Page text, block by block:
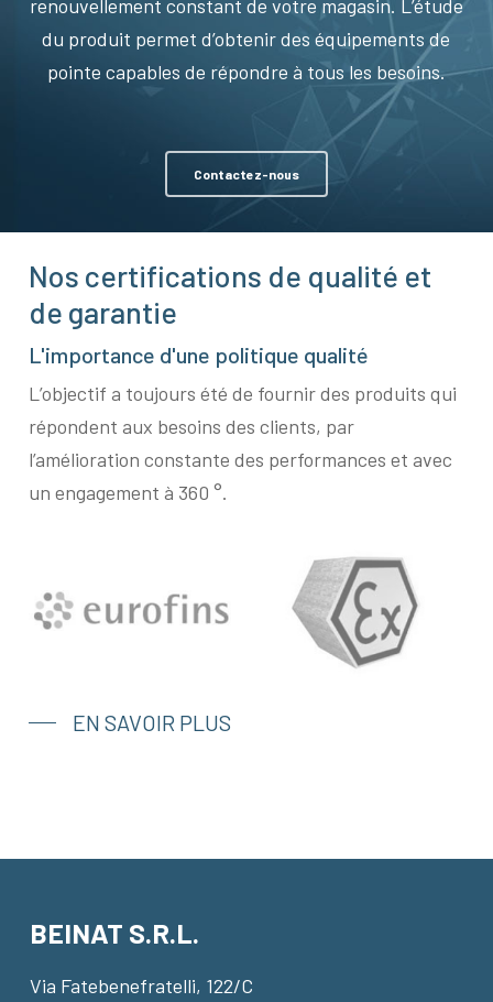
renouvellement constant de votre magasin. L’étude
du produit permet d’obtenir des équipements de
pointe capables de répondre à tous les besoins.
Contactez-nous
Nos certifications de qualité et
de garantie
L'importance d'une politique qualité
L’objectif a toujours été de fournir des produits qui
répondent aux besoins des clients, par
l’amélioration constante des performances et avec
un engagement à 360 °.
EN SAVOIR PLUS
BEINAT S.R.L.
Via Fatebenefratelli, 122/C